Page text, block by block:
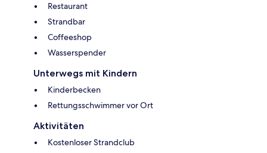
Restaurant
Strandbar
Coffeeshop
Wasserspender
Unterwegs mit Kindern
Kinderbecken
Rettungsschwimmer vor Ort
Aktivitäten
Kostenloser Strandclub